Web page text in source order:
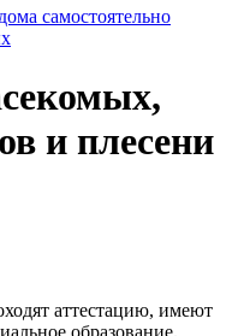
самостоятельно
и плесени
аттестацию, имеют
образование.